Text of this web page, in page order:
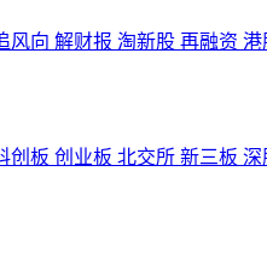
风向 解财报 淘新股 再融资
创板 创业板 北交所 新三板